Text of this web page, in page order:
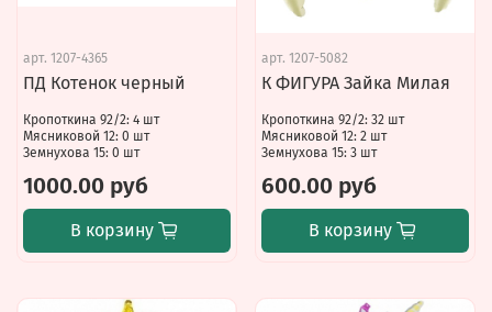
арт. 1207-4365
ПД Котенок черный
Кропоткина 92/2: 4 шт
Мясниковой 12: 0 шт
Земнухова 15: 0 шт
1000.00 руб
В корзину
арт. 1207-5082
К ФИГУРА Зайка Милая
Кропоткина 92/2: 32 шт
Мясниковой 12: 2 шт
Земнухова 15: 3 шт
600.00 руб
В корзину